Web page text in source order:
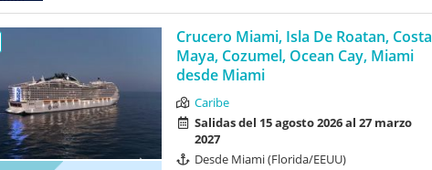
Crucero Miami, Isla De Roatan, Costa
Maya, Cozumel, Ocean Cay, Miami
desde Miami
Caribe
Salidas del 15 agosto 2026 al 27 marzo
2027
Desde Miami (Florida/EEUU)